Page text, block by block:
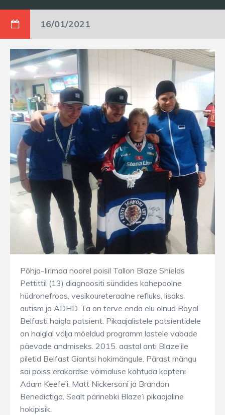
16/01/2021
Põhja-Iirimaa noorel poisil Tallon Blaze Shields
Pettittil (13) diagnoositi sündides kahepoolne
hüdronefroos, vesikoureteraalne refluks, lisaks
autism ja ADHD. Ta on terve enda elu olnud Royal
Belfasti haigla patsient. Pikaajalistele patsientidele
on haiglal välja mõeldud programm lastele vabade
päevade andmiseks. 2015. aastal anti Blaze’ile
piletid Belfast Giantsi hokimängule. Pärast mängu
sai poiss erakordse võimaluse kohtuda kapteni
Adam Keefe’i, Matt Nickersoni ja Brandon
Benedictiga. Sealt pärinebki Blaze’i pikaajaline
hokipisik.